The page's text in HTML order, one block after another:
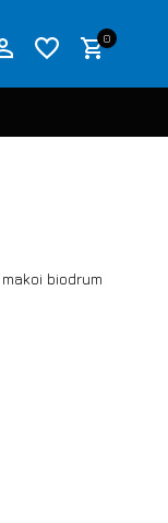
aanmaken
0
biodrum